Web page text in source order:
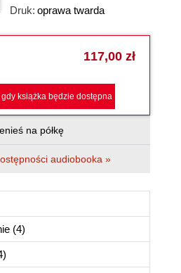
Druk: oprawa twarda
117,00 zł
książka będzie dostępna
na półkę
audiobooka »
(4)